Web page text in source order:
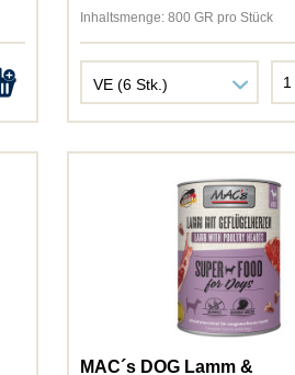
Inhaltsmenge: 800 GR pro Stück
MAC´s DOG Lamm &